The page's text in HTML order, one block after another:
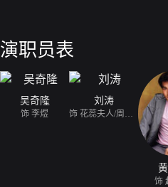
演职员表
吴奇隆
饰 李煜
刘涛
饰 花蕊夫人/周娥皇
饰